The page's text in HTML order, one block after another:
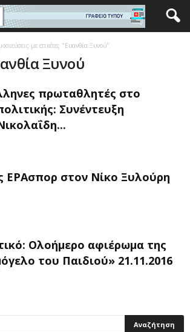
με ετικέτες "Ευανθία Ξυνού"
Ξυνού
πρωταθλητές στο
Συνέντευξη
ΕΡΑσπορ στον Νίκο Ξυλούρη
Ολοήμερο αφιέρωμα της
του Παιδιού» 21.11.2016